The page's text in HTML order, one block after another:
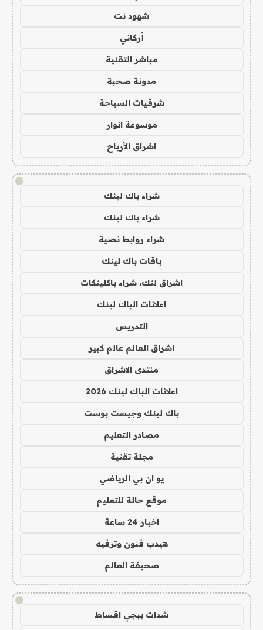
شهود نت
أركاني
مباشر التقنية
مدونة صحبة
شرقيات السياحة
موسوعة انوار
اشراق الأرباح
!
شراء باك لينك
شراء باك لينك
شراء روابط نصية
باقات باك لينك
اشراق لنك، شراء باكلينكات
اعلانات الباك لينك
التدريس
اشراق العالم عالم كبير
منتدى الاشراق
اعلانات الباك لينك 2026
باك لينك وجيست بوست
مصادر التعليم
مجلة تقنية
يو ان بي الرياضي
موقع حالة للتعليم
اخبار 24 ساعة
هيدب فنون وترفيه
صحيفة العالم
!
شدات ببجي اقساط